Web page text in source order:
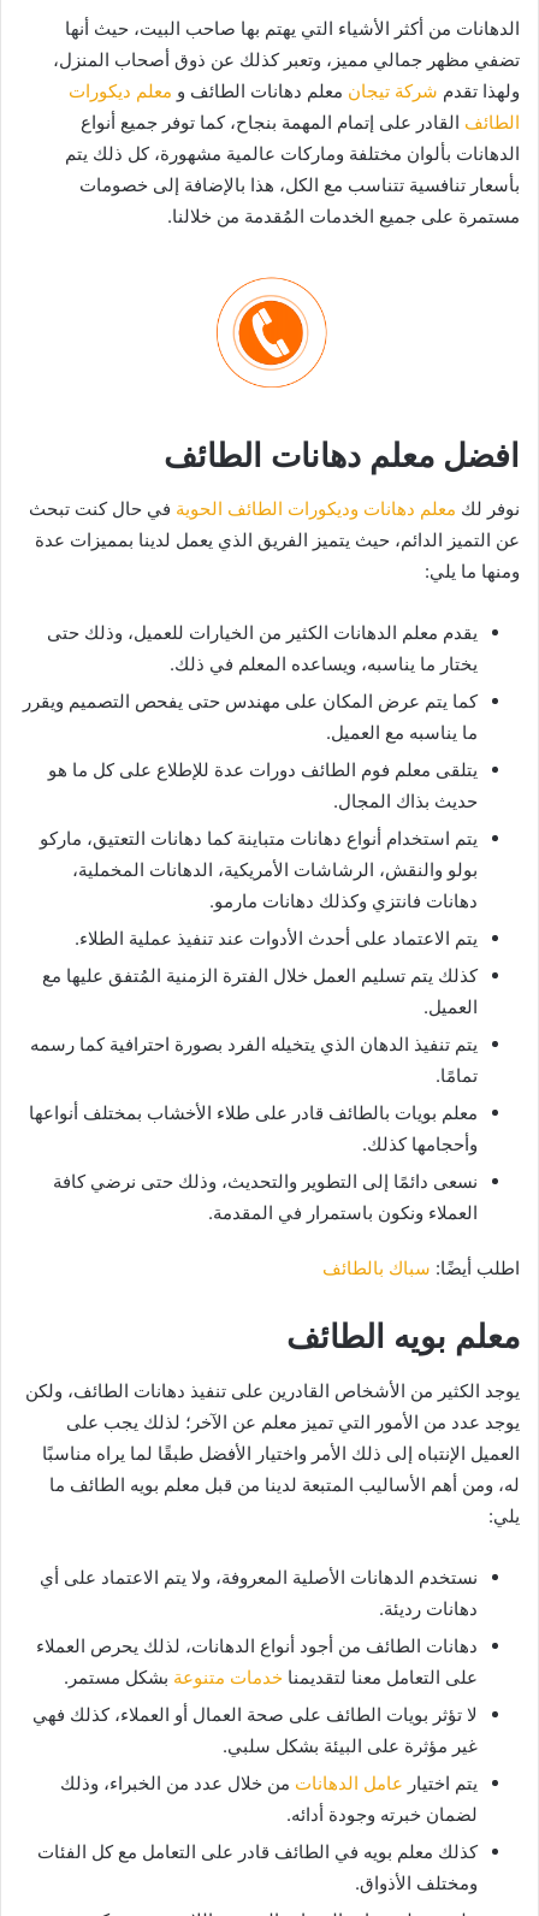
الدهانات من أكثر الأشياء التي يهتم بها صاحب البيت، حيث أنها
تضفي مظهر جمالي مميز، وتعبر كذلك عن ذوق أصحاب المنزل،
ولهذا تقدم شركة تيجان معلم دهانات الطائف و معلم ديكورات
الطائف القادر على إتمام المهمة بنجاح، كما توفر جميع أنواع
الدهانات بألوان مختلفة وماركات عالمية مشهورة، كل ذلك يتم
بأسعار تنافسية تتناسب مع الكل، هذا بالإضافة إلى خصومات
مستمرة على جميع الخدمات المُقدمة من خلالنا.
افضل معلم دهانات الطائف
نوفر لك معلم دهانات وديكورات الطائف الحوية في حال كنت تبحث
عن التميز الدائم، حيث يتميز الفريق الذي يعمل لدينا بمميزات عدة
ومنها ما يلي:
يقدم معلم الدهانات الكثير من الخيارات للعميل، وذلك حتى
يختار ما يناسبه، ويساعده المعلم في ذلك.
كما يتم عرض المكان على مهندس حتى يفحص التصميم ويقرر
ما يناسبه مع العميل.
يتلقى معلم فوم الطائف دورات عدة للإطلاع على كل ما هو
حديث بذاك المجال.
يتم استخدام أنواع دهانات متباينة كما دهانات التعتيق، ماركو
بولو والنقش، الرشاشات الأمريكية، الدهانات المخملية،
دهانات فانتزي وكذلك دهانات مارمو.
يتم الاعتماد على أحدث الأدوات عند تنفيذ عملية الطلاء.
كذلك يتم تسليم العمل خلال الفترة الزمنية المُتفق عليها مع
العميل.
يتم تنفيذ الدهان الذي يتخيله الفرد بصورة احترافية كما رسمه
تمامًا.
معلم بويات بالطائف قادر على طلاء الأخشاب بمختلف أنواعها
وأحجامها كذلك.
نسعى دائمًا إلى التطوير والتحديث، وذلك حتى نرضي كافة
العملاء ونكون باستمرار في المقدمة.
اطلب أيضًا: سباك بالطائف
معلم بويه الطائف
يوجد الكثير من الأشخاص القادرين على تنفيذ دهانات الطائف، ولكن
يوجد عدد من الأمور التي تميز معلم عن الآخر؛ لذلك يجب على
العميل الإنتباه إلى ذلك الأمر واختيار الأفضل طبقًا لما يراه مناسبًا
له، ومن أهم الأساليب المتبعة لدينا من قبل معلم بويه الطائف ما
يلي:
نستخدم الدهانات الأصلية المعروفة، ولا يتم الاعتماد على أي
دهانات رديئة.
دهانات الطائف من أجود أنواع الدهانات، لذلك يحرص العملاء
على التعامل معنا لتقديمنا خدمات متنوعة بشكل مستمر.
لا تؤثر بويات الطائف على صحة العمال أو العملاء، كذلك فهي
غير مؤثرة على البيئة بشكل سلبي.
يتم اختيار عامل الدهانات من خلال عدد من الخبراء، وذلك
لضمان خبرته وجودة أدائه.
كذلك معلم بويه في الطائف قادر على التعامل مع كل الفئات
ومختلف الأذواق.